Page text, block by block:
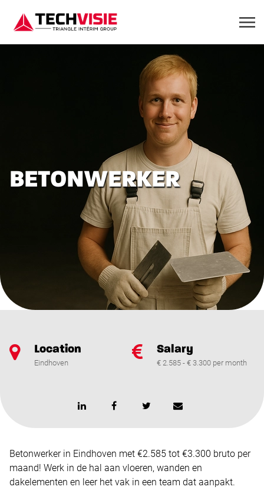
BETONWERKER
Location
Eindhoven
Salary
€ 2.585 - € 3.300 per month
Betonwerker in Eindhoven met €2.585 tot €3.300 bruto per
maand! Werk in de hal aan vloeren, wanden en
dakelementen en leer het vak in een team dat aanpakt.